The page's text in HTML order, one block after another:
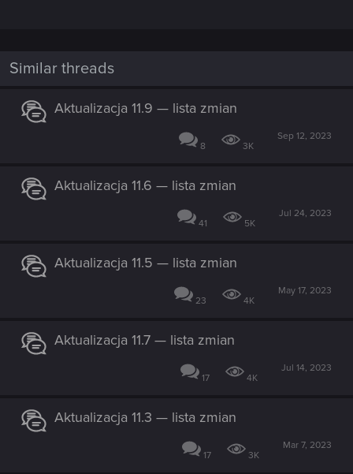
Similar threads
Aktualizacja 11.9 — lista zmian
8 3K
Sep 12, 2023
Aktualizacja 11.6 — lista zmian
41 5K
Jul 24, 2023
Aktualizacja 11.5 — lista zmian
23 4K
May 17, 2023
Aktualizacja 11.7 — lista zmian
17 4K
Jul 14, 2023
Aktualizacja 11.3 — lista zmian
17 3K
Mar 7, 2023